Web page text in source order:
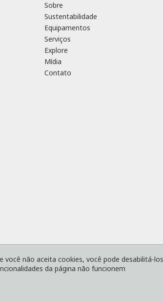
Sobre
Sustentabilidade
Equipamentos
Serviços
Explore
Mídia
Contato
Cookies Política de Privacidade SAC
você não aceita cookies, você pode desabilitá-los
da página não funcionem